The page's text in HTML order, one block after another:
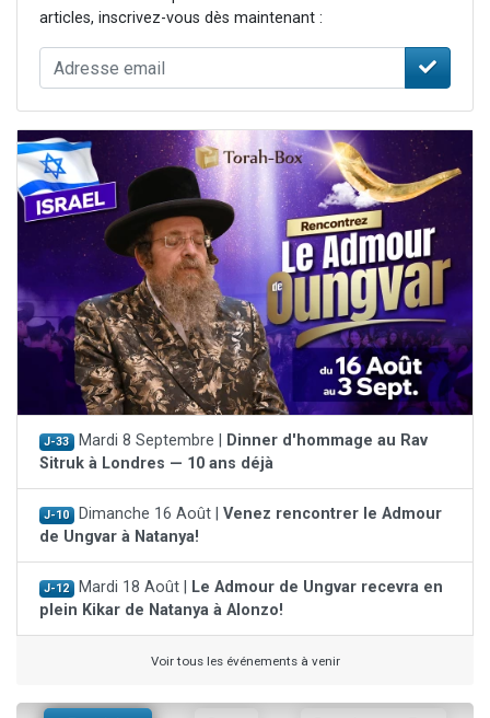
articles, inscrivez-vous dès maintenant :
J-33 Mardi 8 Septembre |
Dinner d'hommage au Rav
Sitruk à Londres — 10 ans déjà
J-10 Dimanche 16 Août | Venez rencontrer le Admour
de Ungvar à Natanya!
J-12 Mardi 18 Août |
Le Admour de Ungvar recevra en
plein Kikar de Natanya à Alonzo!
Voir tous les événements à venir